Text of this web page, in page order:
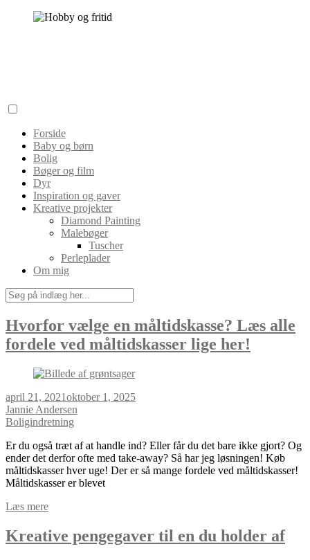
Forside
Baby og børn
Bolig
Bøger og film
Dyr
Inspiration og gaver
Kreative projekter
Diamond Painting
Malebøger
Tuscher
Perleplader
Om mig
Search
for:
Hvorfor vælge en måltidskasse? Læs alle
fordele ved måltidskasser lige her!
april 21, 2021oktober 1, 2025
Jannie Andersen
Boligindretning
Er du også træt af at handle ind? Eller får du det bare ikke gjort? Og
ender det derfor ofte med take-away? Så har jeg løsningen! Køb
måltidskasser hver uge! Der er så mange fordele ved måltidskasser!
Måltidskasser er blevet
Læs mere
Kreative pengegaver til en du holder af